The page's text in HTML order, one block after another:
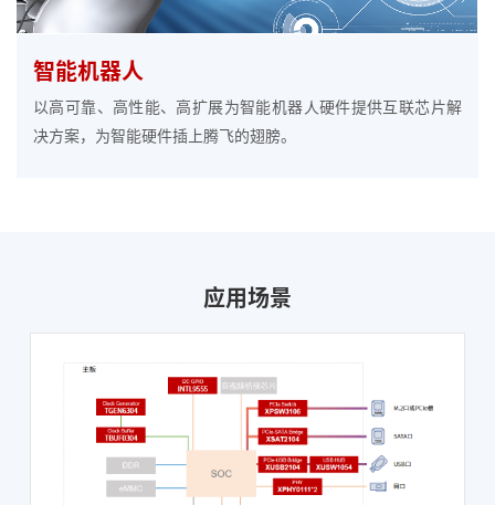
智能机器人
以高可靠、高性能、高扩展为智能机器人硬件提供互联芯片解
决方案，为智能硬件插上腾飞的翅膀。
应用场景